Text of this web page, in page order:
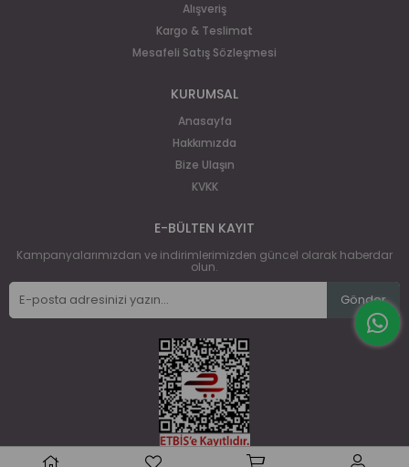
Alışveriş
Kargo & Teslimat
Mesafeli Satış Sözleşmesi
KURUMSAL
Anasayfa
Hakkımızda
Bize Ulaşın
KVKK
E-BÜLTEN KAYIT
Kampanyalarımızdan ve indirimlerimizden güncel olarak haberdar
olun.
Gönder